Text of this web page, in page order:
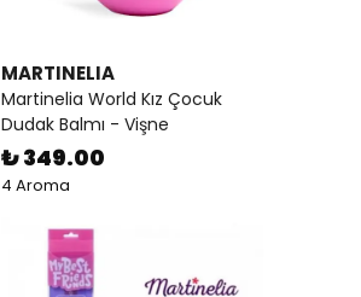
MARTINELIA
Martinelia World Kız Çocuk
Dudak Balmı - Vişne
₺ 349.00
4 Aroma